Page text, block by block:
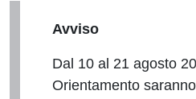
Avviso
Dal 10 al 21 agosto
Orientamento